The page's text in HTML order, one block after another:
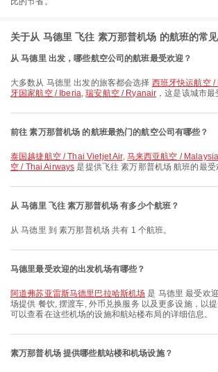
关于从 马德里 飞往 素万那普机场 的航班的常
从 马德里 出发，哪些航空公司的航班最受欢迎？
大多数从 马德里 出发的旅客都会选择 西班牙快运航空
牙国家航空 / Iberia,瑞安航空 / Ryanair ，这是该城市最
前往 素万那普机场 的航班最热门的航空公司有哪些？
泰国越捷航空 / Thai Vietjet Air, 马来西亚航空 /
空 / Thai Airways 是提供飞往 素万那普机场 航班的最受
从 马德里 飞往 素万那普机场 有多少个航班？
从 马德里 到 素万那普机场 共有 1 个航班。
马德里最受欢迎的出发机场有哪些？
阿道弗苏亚雷斯马德里巴拉哈斯机场 是 马德里 最受欢
场提供 餐饮, 摆渡车, 外币兑换服务 以及更多设施，以
可以查看在这些机场的设施和航站楼布局的详细信息。
素万那普机场 提供哪些航站楼和机场设施？